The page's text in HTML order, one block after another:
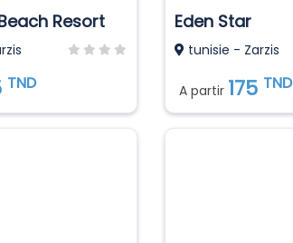
Resort
TND
Eden Star
tunisie - Zarzis
A partir 175 TND